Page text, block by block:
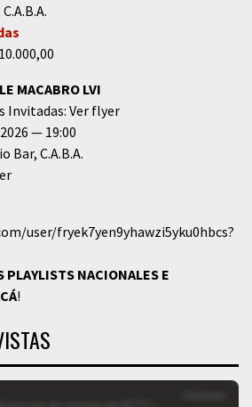
C.A.B.A.
MACABRO LVI
Invitadas: Ver flyer
19:00
Bar C.A.B.A.
user/fryek7yen9yhawzi5yku0hbcs?
PLAYLISTS NACIONALES E
!